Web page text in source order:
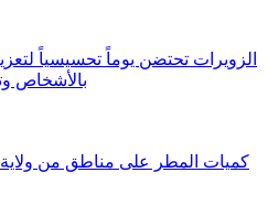
الزويرات تحتضن يوماً تحسيسياً
بالأشخاص
كميات المطر على مناطق من